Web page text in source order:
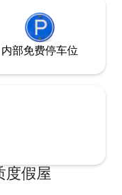
内部免费停车位
度假屋